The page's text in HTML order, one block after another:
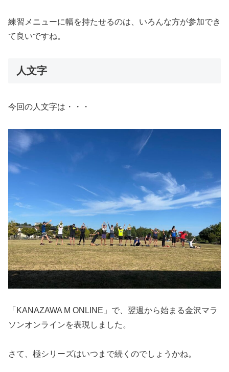
練習メニューに幅を持たせるのは、いろんな方が参加でき
て良いですね。
人文字
今回の人文字は・・・
「KANAZAWA M ONLINE」で、翌週から始まる金沢マラ
ソンオンラインを表現しました。
さて、極シリーズはいつまで続くのでしょうかね。